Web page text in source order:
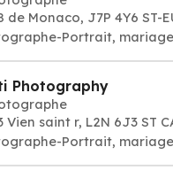
de Monaco, J7P 4Y6 ST-
Portrait,
Photography
Vien saint r, L2N 6J3 ST
Portrait,